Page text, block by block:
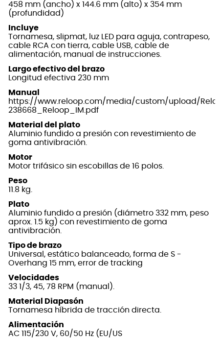
458 mm (ancho) x 144.6 mm (alto) x 354 mm
(profundidad)
Incluye
Tornamesa, slipmat, luz LED para aguja, contrapeso,
cable RCA con tierra, cable USB, cable de
alimentación, manual de instrucciones.
Largo efectivo del brazo
Longitud efectiva 230 mm
Manual
https://www.reloop.com/media/custom/upload/
238668_Reloop_IM.pdf
Material del plato
Aluminio fundido a presión con revestimiento de
goma antivibración.
Motor
Motor trifásico sin escobillas de 16 polos.
Peso
11.8 kg.
Plato
Aluminio fundido a presión (diámetro 332 mm, peso
aprox. 1.5 kg) con revestimiento de goma
antivibración.
Tipo de brazo
Universal, estático balanceado, forma de S -
Overhang 15 mm, error de tracking
Velocidades
33 1/3, 45, 78 RPM (manual).
Material Diapasón
Tornamesa híbrida de tracción directa.
Alimentación
AC 115/230 V, 60/50 Hz (EU/US